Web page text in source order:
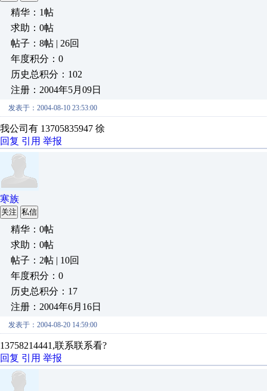
精华：1帖
求助：0帖
帖子：8帖 | 26回
年度积分：0
历史总积分：102
注册：2004年5月09日
发表于：2004-08-10 23:53:00
我公司有 13705835947 徐
回复 引用 举报
寒族
关注 私信
精华：0帖
求助：0帖
帖子：2帖 | 10回
年度积分：0
历史总积分：17
注册：2004年6月16日
发表于：2004-08-20 14:59:00
13758214441,联系联系看?
回复 引用 举报